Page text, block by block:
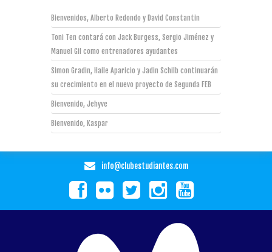
Bienvenidos, Alberto Redondo y David Constantin
Toni Ten contará con Jack Burgess, Sergio Jiménez y
Manuel Gil como entrenadores ayudantes
Simon Gradin, Haile Aparicio y Jadin Schilb continuarán
su crecimiento en el nuevo proyecto de Segunda FEB
Bienvenido, Jehyve
Bienvenido, Kaspar
info@clubestudiantes.com